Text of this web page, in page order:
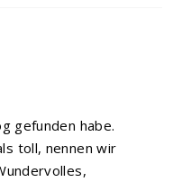
gefunden habe.
toll, nennen wir